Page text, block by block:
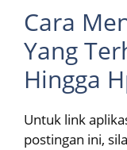
Cara
Yang
Hingga
Untuk link
postingan ini,